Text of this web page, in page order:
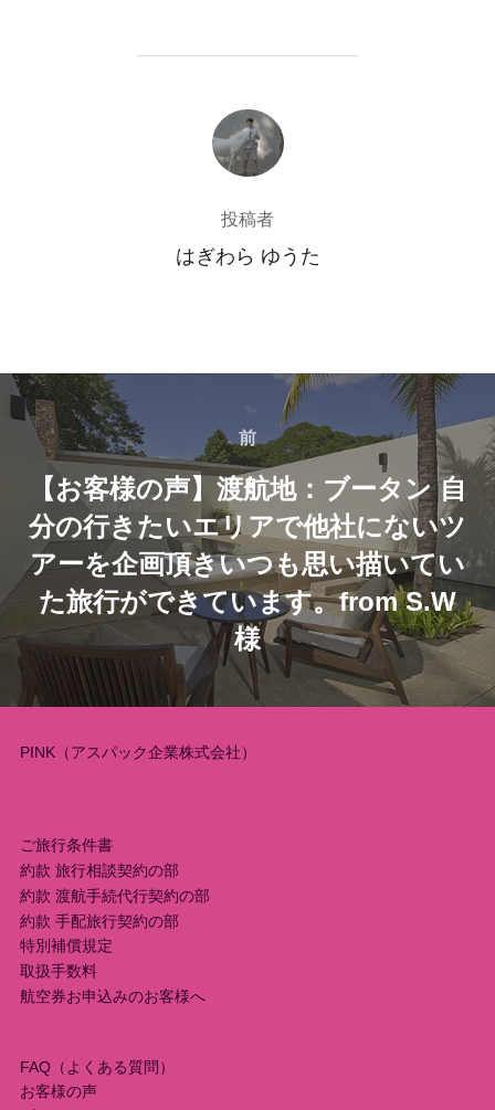
投稿者
投稿者
はぎわら ゆうた
投
ビ
ゲ
ー
シ
ョ
前
前
【お客様の声】渡航地：ブータン 自
分の行きたいエリアで他社にないツ
アーを企画頂きいつも思い描いてい
た旅行ができています。from S.W
様
PINK（アスパック企業株式会社）
ご旅行条件書
約款 旅行相談契約の部
約款 渡航手続代行契約の部
約款 手配旅行契約の部
特別補償規定
取扱手数料
航空券お申込みのお客様へ
FAQ（よくある質問）
お客様の声